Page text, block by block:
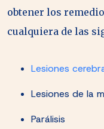
obtener los
cualquiera de las
Lesiones
Lesiones de la
Parálisis